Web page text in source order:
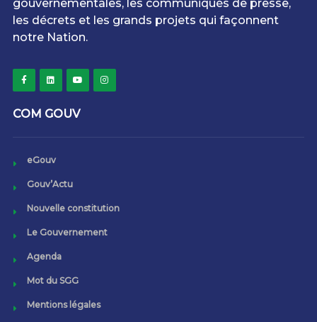
gouvernementales, les communiqués de presse,
les décrets et les grands projets qui façonnent
notre Nation.
COM GOUV
eGouv
Gouv’Actu
Nouvelle constitution
Le Gouvernement
Agenda
Mot du SGG
Mentions légales